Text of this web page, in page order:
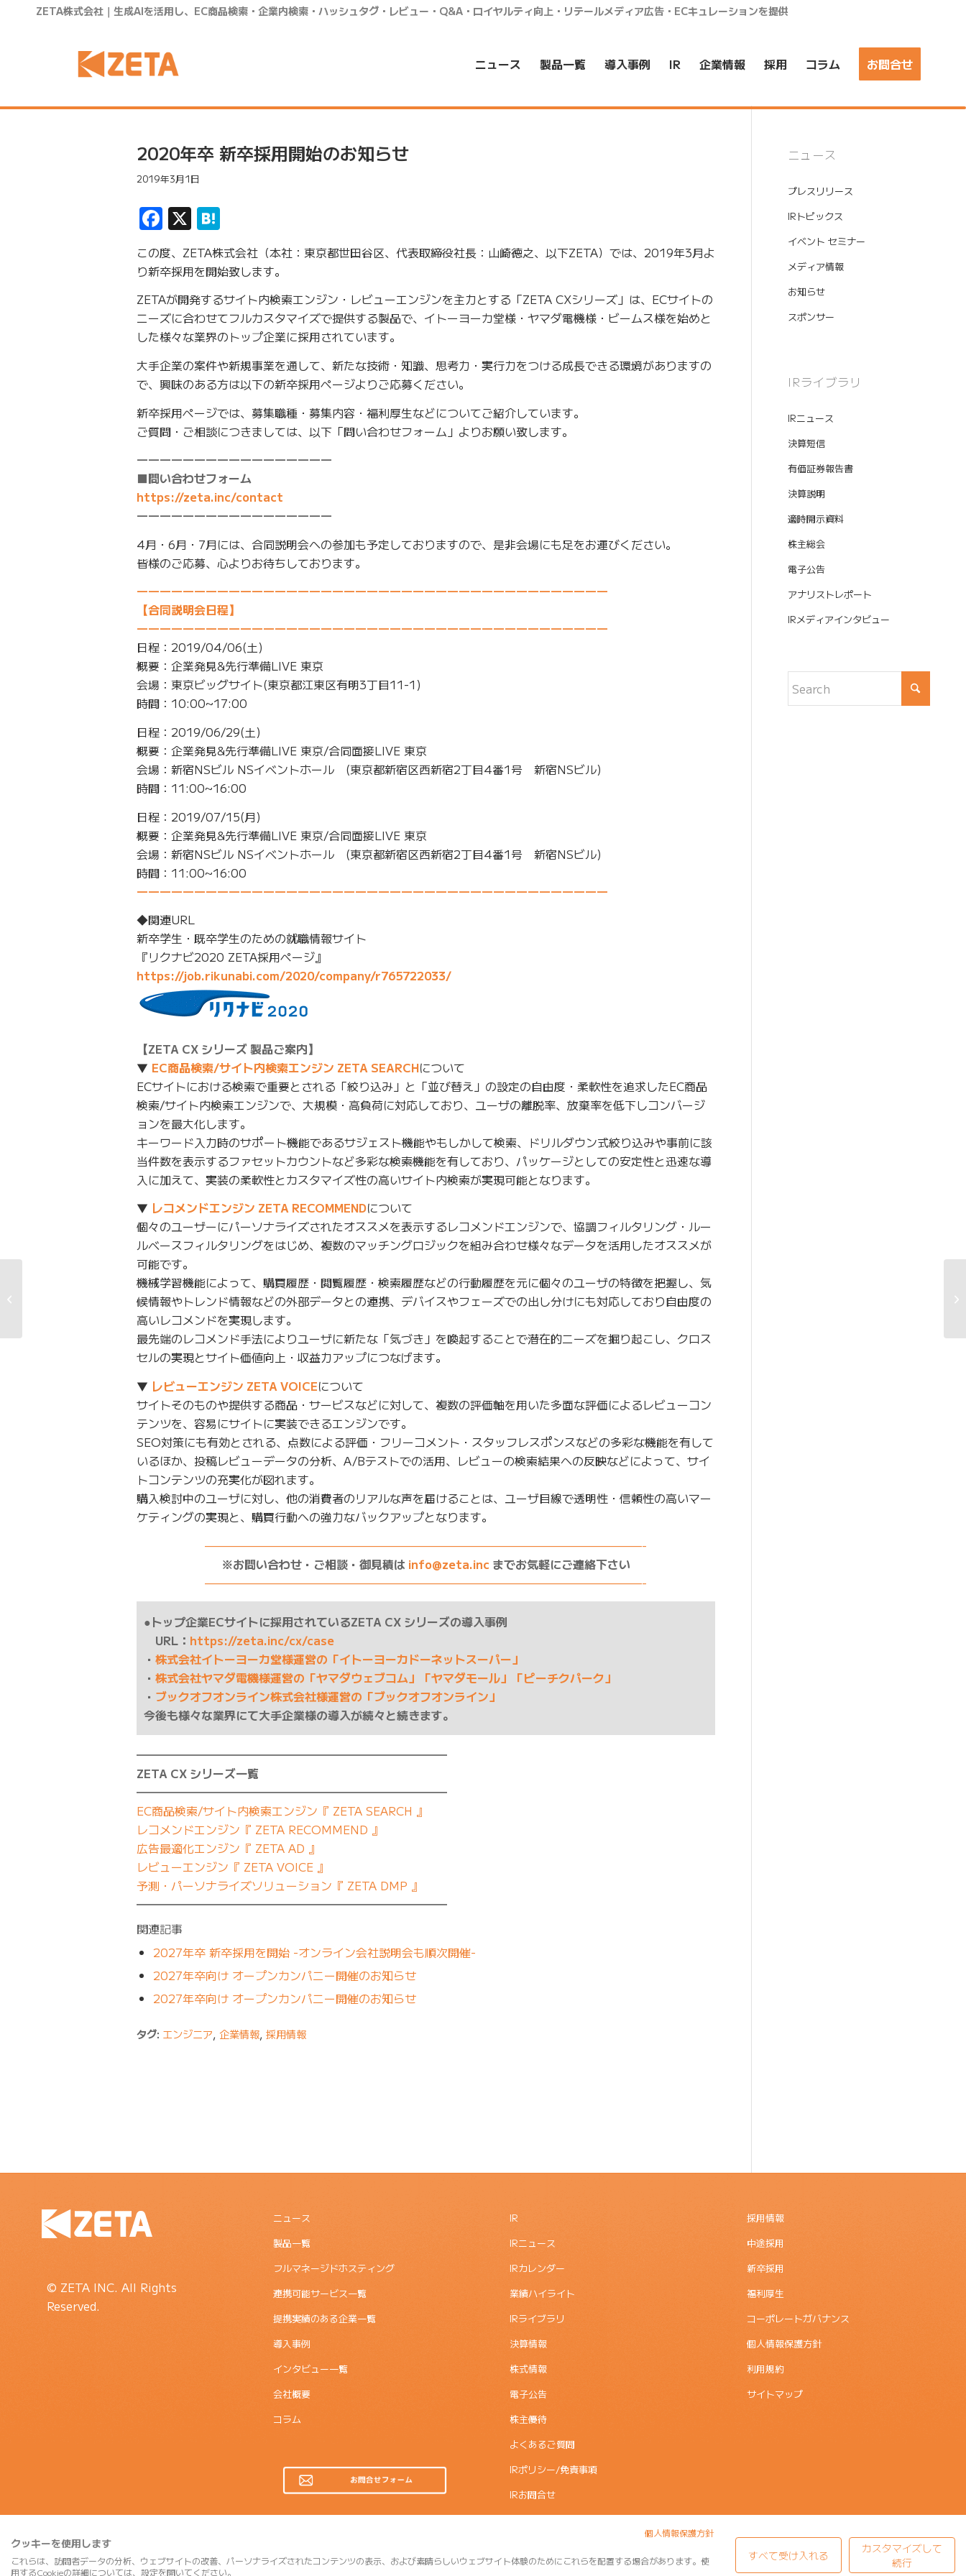
ZETA株式会社｜生成AIを活用し、EC商品検索・企業内検索・ハッシュタグ・レビュー・Q&A・ロイヤルティ向上・リテールメディア広告・ECキュレーションを提供
ニュース 製品一覧 導入事例 IR 企業情報 採用 コラム お問合せ
2020年卒 新卒採用開始のお知らせ
2019年3月1日
Facebook
X
この度、ZETA株式会社（本社：東京都世田谷区、代表取締役社長：山崎徳之、以下ZETA）では、2019年3月よ
り新卒採用を開始致します。
ZETAが開発するサイト内検索エンジン・レビューエンジンを主力とする「ZETA CXシリーズ」は、ECサイトの
ニーズに合わせてフルカスタマイズで提供する製品で、イトーヨーカ堂様・ヤマダ電機様・ビームス様を始めと
した様々な業界のトップ企業に採用されています。
大手企業の案件や新規事業を通して、新たな技術・知識、思考力・実行力をつける成長できる環境がありますの
で、興味のある方は以下の新卒採用ページよりご応募ください。
新卒採用ページでは、募集職種・募集内容・福利厚生などについてご紹介しています。
ご質問・ご相談につきましては、以下「問い合わせフォーム」よりお願い致します。
―――――――――――――――――
■問い合わせフォーム
https://zeta.inc/contact
―――――――――――――――――
4月・6月・7月には、合同説明会への参加も予定しておりますので、是非会場にも足をお運びください。
皆様のご応募、心よりお待ちしております。
―――――――――――――――――――――――――――――――――――――――――
【合同説明会日程】
―――――――――――――――――――――――――――――――――――――――――
日程：2019/04/06(土)
概要：企業発見&先行準備LIVE 東京
会場：東京ビッグサイト(東京都江東区有明3丁目11-1)
時間：10:00~17:00
日程：2019/06/29(土)
概要：企業発見&先行準備LIVE 東京/合同面接LIVE 東京
会場：新宿NSビル NSイベントホール (東京都新宿区西新宿2丁目4番1号 新宿NSビル)
時間：11:00~16:00
日程：2019/07/15(月)
概要：企業発見&先行準備LIVE 東京/合同面接LIVE 東京
会場：新宿NSビル NSイベントホール (東京都新宿区西新宿2丁目4番1号 新宿NSビル)
時間：11:00~16:00
―――――――――――――――――――――――――――――――――――――――――
◆関連URL
新卒学生・既卒学生のための就職情報サイト
『リクナビ2020 ZETA採用ページ』
https://job.rikunabi.com/2020/company/r765722033/
【ZETA CX シリーズ 製品ご案内】
▼ EC商品検索/サイト内検索エンジン ZETA SEARCHについて
ECサイトにおける検索で重要とされる「絞り込み」と「並び替え」の設定の自由度・柔軟性を追求したEC商品
検索/サイト内検索エンジンで、大規模・高負荷に対応しており、ユーザの離脱率、放棄率を低下しコンバージ
ョンを最大化します。
キーワード入力時のサポート機能であるサジェスト機能やもしかして検索、ドリルダウン式絞り込みや事前に該
当件数を表示するファセットカウントなど多彩な検索機能を有しており、パッケージとしての安定性と迅速な導
入に加えて、実装の柔軟性とカスタマイズ性の高いサイト内検索が実現可能となります。
▼ レコメンドエンジン ZETA RECOMMENDについて
個々のユーザーにパーソナライズされたオススメを表示するレコメンドエンジンで、協調フィルタリング・ルー
ルベースフィルタリングをはじめ、複数のマッチングロジックを組み合わせ様々なデータを活用したオススメが
可能です。
機械学習機能によって、購買履歴・閲覧履歴・検索履歴などの行動履歴を元に個々のユーザの特徴を把握し、気
候情報やトレンド情報などの外部データとの連携、デバイスやフェーズでの出し分けにも対応しており自由度の
高いレコメンドを実現します。
最先端のレコメンド手法によりユーザに新たな「気づき」を喚起することで潜在的ニーズを掘り起こし、クロス
セルの実現とサイト価値向上・収益力アップにつなげます。
▼ レビューエンジン ZETA VOICEについて
サイトそのものや提供する商品・サービスなどに対して、複数の評価軸を用いた多面な評価によるレビューコン
テンツを、容易にサイトに実装できるエンジンです。
SEO対策にも有効とされる、点数による評価・フリーコメント・スタッフレスポンスなどの多彩な機能を有して
いるほか、投稿レビューデータの分析、A/Bテストでの活用、レビューの検索結果への反映などによって、サイ
トコンテンツの充実化が図れます。
購入検討中のユーザに対し、他の消費者のリアルな声を届けることは、ユーザ目線で透明性・信頼性の高いマー
ケティングの実現と、購買行動への強力なバックアップとなります。
——————————————————————————————————————-
※お問い合わせ・ご相談・御見積は info@zeta.inc までお気軽にご連絡下さい
——————————————————————————————————————-
●トップ企業ECサイトに採用されているZETA CX シリーズの導入事例
URL： https://zeta.inc/cx/case
・ 株式会社イトーヨーカ堂様運営の「イトーヨーカドーネットスーパー」
・ 株式会社ヤマダ電機様運営の「ヤマダウェブコム」「ヤマダモール」「ピーチクパーク」
・ ブックオフオンライン株式会社様運営の「ブックオフオンライン」
今後も様々な業界にて大手企業様の導入が続々と続きます。
━━━━━━━━━━━━━━━━━━━━━━━━━━━
ZETA CX シリーズ一覧
━━━━━━━━━━━━━━━━━━━━━━━━━━━
EC商品検索/サイト内検索エンジン『 ZETA SEARCH 』
レコメンドエンジン『 ZETA RECOMMEND 』
広告最適化エンジン『 ZETA AD 』
レビューエンジン『 ZETA VOICE 』
予測・パーソナライズソリューション『 ZETA DMP 』
━━━━━━━━━━━━━━━━━━━━━━━━━━━
関連記事
2027年卒 新卒採用を開始 -オンライン会社説明会も順次開催-
2027年卒向け オープンカンパニー開催のお知らせ
2027年卒向け オープンカンパニー開催のお知らせ
タグ: エンジニア, 企業情報, 採用情報
ニュース
プレスリリース
IRトピックス
イベント セミナー
メディア情報
お知らせ
スポンサー
IRライブラリ
IRニュース
決算短信
有価証券報告書
決算説明
適時開示資料
株主総会
電子公告
アナリストレポート
IRメディアインタビュー
© ZETA INC. All Rights
Reserved.
ニュース
製品一覧
フルマネージドホスティング
連携可能サービス一覧
提携実績のある企業一覧
導入事例
インタビュー一覧
会社概要
コラム
IR
IRニュース
IRカレンダー
業績ハイライト
IRライブラリ
決算情報
株式情報
電子公告
株主優待
よくあるご質問
IRポリシー/免責事項
IRお問合せ
採用情報
中途採用
新卒採用
福利厚生
コーポレートガバナンス
個人情報保護方針
利用規約
サイトマップ
個人情報保護方針
クッキーを使用します
これらは、訪問者データの分析、ウェブサイトの改善、パーソナライズされたコンテンツの表示、および素晴らしいウェブサイト体験のためにこれらを配置する場合があります。使
用するCookieの詳細については、設定を開いてください。
すべて受け入れる
カスタマイズして
続行